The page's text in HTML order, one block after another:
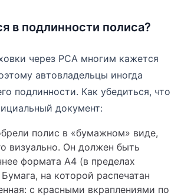
в подлинности полиса?
через РСА многим кажется
автовладельцы иногда
подлинности. Как убедиться, что
документ:
полис в «бумажном» виде,
визуально. Он должен быть
формата А4 (в пределах
на которой распечатан
с красными вкраплениями по